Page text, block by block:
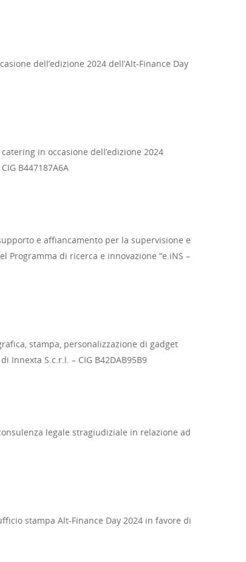
dell’edizione 2024 dell’Alt-Finance Day
in occasione dell’edizione 2024
B447187A6A
e affiancamento per la supervisione e
Programma di ricerca e innovazione “e.iNS –
stampa, personalizzazione di gadget
Innexta S.c.r.l. – CIG B42DAB95B9
legale stragiudiziale in relazione ad
stampa Alt-Finance Day 2024 in favore di